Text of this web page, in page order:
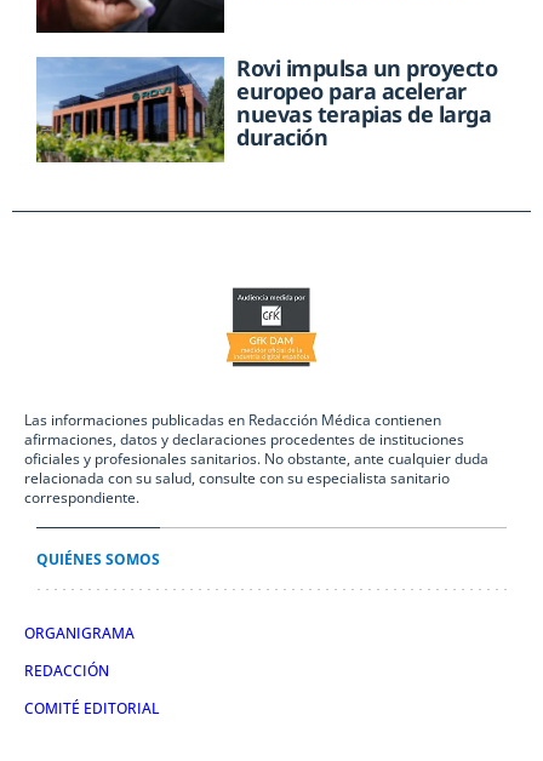
Rovi impulsa un proyecto
europeo para acelerar
nuevas terapias de larga
duración
Las informaciones publicadas en Redacción Médica contienen
afirmaciones, datos y declaraciones procedentes de instituciones
oficiales y profesionales sanitarios. No obstante, ante cualquier duda
relacionada con su salud, consulte con su especialista sanitario
correspondiente.
QUIÉNES SOMOS
ORGANIGRAMA
REDACCIÓN
COMITÉ EDITORIAL